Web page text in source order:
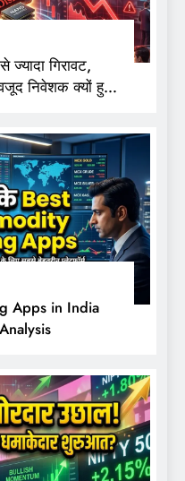
गिरावट,
निवेशक क्यों हुए
Apps in India